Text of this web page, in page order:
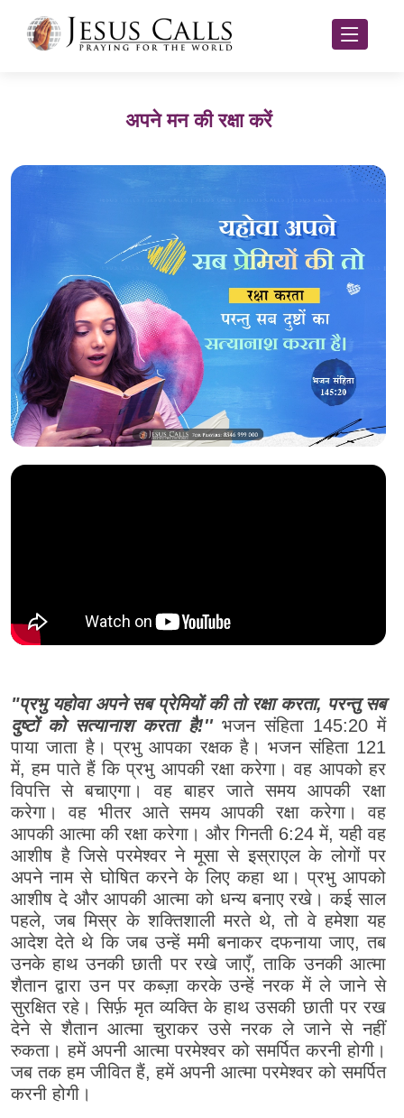
अपने मन की रक्षा करें
"प्रभु यहोवा अपने सब प्रेमियों की तो रक्षा करता, परन्तु सब
दुष्टों को सत्यानाश करता है!''भजन संहिता 145:20 में
पाया जाता है। प्रभु आपका रक्षक है। भजन संहिता 121
में, हम पाते हैं कि प्रभु आपकी रक्षा करेगा। वह आपको हर
विपत्ति से बचाएगा। वह बाहर जाते समय आपकी रक्षा
करेगा। वह भीतर आते समय आपकी रक्षा करेगा। वह
आपकी आत्मा की रक्षा करेगा। और गिनती 6:24 में, यही वह
आशीष है जिसे परमेश्वर ने मूसा से इस्राएल के लोगों पर
अपने नाम से घोषित करने के लिए कहा था। प्रभु आपको
आशीष दे और आपकी आत्मा को धन्य बनाए रखे। कई साल
पहले, जब मिस्र के शक्तिशाली मरते थे, तो वे हमेशा यह
आदेश देते थे कि जब उन्हें ममी बनाकर दफनाया जाए, तब
उनके हाथ उनकी छाती पर रखे जाएँ, ताकि उनकी आत्मा
शैतान द्वारा उन पर कब्ज़ा करके उन्हें नरक में ले जाने से
सुरक्षित रहे। सिर्फ़ मृत व्यक्ति के हाथ उसकी छाती पर रख
देने से शैतान आत्मा चुराकर उसे नरक ले जाने से नहीं
रुकता। हमें अपनी आत्मा परमेश्वर को समर्पित करनी होगी।
जब तक हम जीवित हैं, हमें अपनी आत्मा परमेश्वर को समर्पित
करनी होगी।